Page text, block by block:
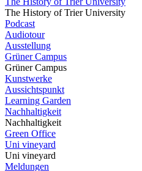
The History of Trier University
Podcast
Audiotour
Ausstellung
Grüner Campus
Grüner Campus
Kunstwerke
Aussichtspunkt
Learning Garden
Nachhaltigkeit
Nachhaltigkeit
Green Office
Uni vineyard
Uni vineyard
Meldungen